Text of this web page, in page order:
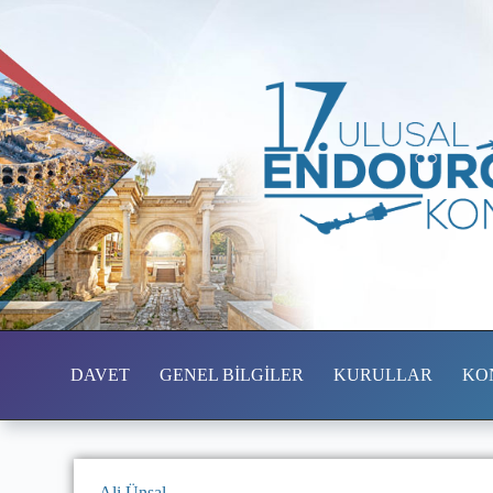
DAVET GENEL BİLGİLER KURULLAR